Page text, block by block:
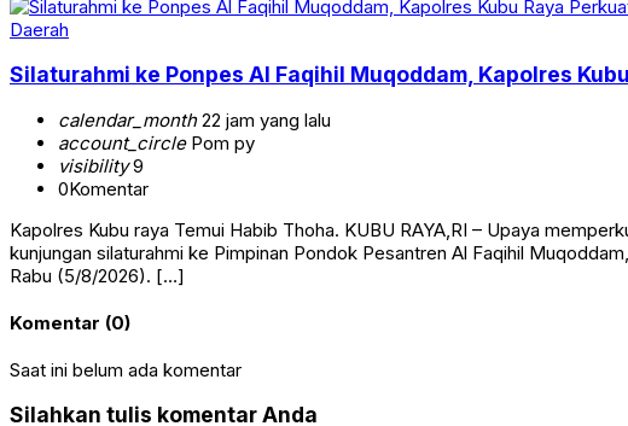
Daerah
Silaturahmi ke Ponpes Al Faqihil Muqoddam, Kapolres
calendar_month22 jam yang lalu
account_circlePom py
visibility9
0Komentar
Kapolres Kubu raya Temui Habib Thoha. KUBU RAYA,RI – Upaya
kunjungan silaturahmi ke Pimpinan Pondok Pesantren Al Faqihil
Rabu (5/8/2026). […]
Komentar (0)
Saat ini belum ada komentar
Silahkan tulis komentar Anda